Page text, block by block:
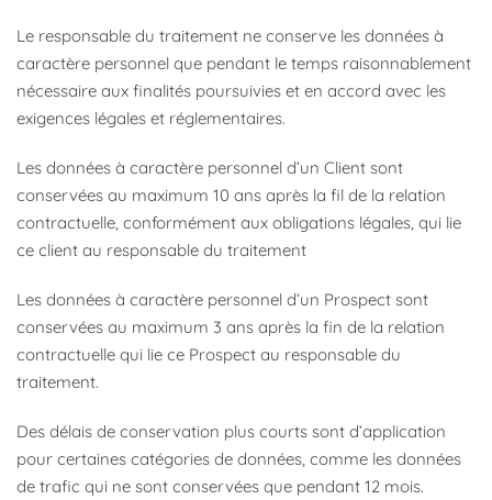
Le responsable du traitement ne conserve les données à
caractère personnel que pendant le temps raisonnablement
nécessaire aux finalités poursuivies et en accord avec les
exigences légales et réglementaires.
Les données à caractère personnel d’un Client sont
conservées au maximum 10 ans après la fil de la relation
contractuelle, conformément aux obligations légales, qui lie
ce client au responsable du traitement
Les données à caractère personnel d’un Prospect sont
conservées au maximum 3 ans après la fin de la relation
contractuelle qui lie ce Prospect au responsable du
traitement.
Des délais de conservation plus courts sont d’application
pour certaines catégories de données, comme les données
de trafic qui ne sont conservées que pendant 12 mois.